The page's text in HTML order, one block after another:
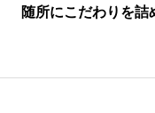
随所にこだわりを